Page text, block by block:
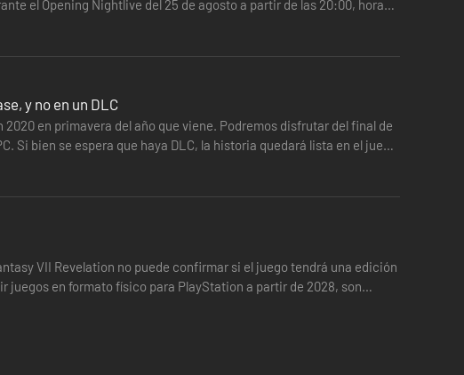
el Opening Nightlive del 25 de agosto a partir de las 20:00, hora
y no en un DLC
en primavera del año que viene. Podremos disfrutar del final de
Si bien se espera que haya DLC, la historia quedará lista en el juego
VII Revelation no puede confirmar si el juego tendrá una edición
juegos en formato físico para PlayStation a partir de 2028, son